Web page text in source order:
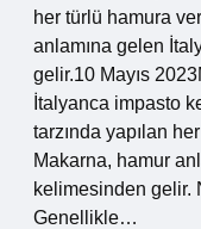
her türlü hamura
anlamına gelen
gelir.10 Mayıs
İtalyanca impasto
tarzında yapılan
Makarna, hamur
kelimesinden gelir.
Genellikle…